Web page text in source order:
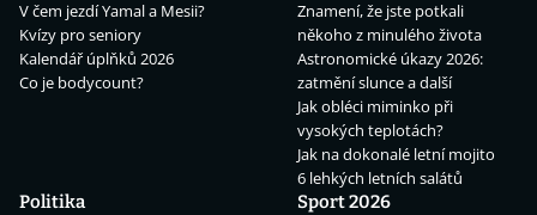
V čem jezdí Yamal a Mesii?
Kvízy pro seniory
Kalendář úplňků 2026
Co je bodycount?
Znamení, že jste potkali
někoho z minulého života
Astronomické úkazy 2026:
zatmění slunce a další
Jak obléci miminko při
vysokých teplotách?
Jak na dokonalé letní mojito
6 lehkých letních salátů
Politika
Sport 2026